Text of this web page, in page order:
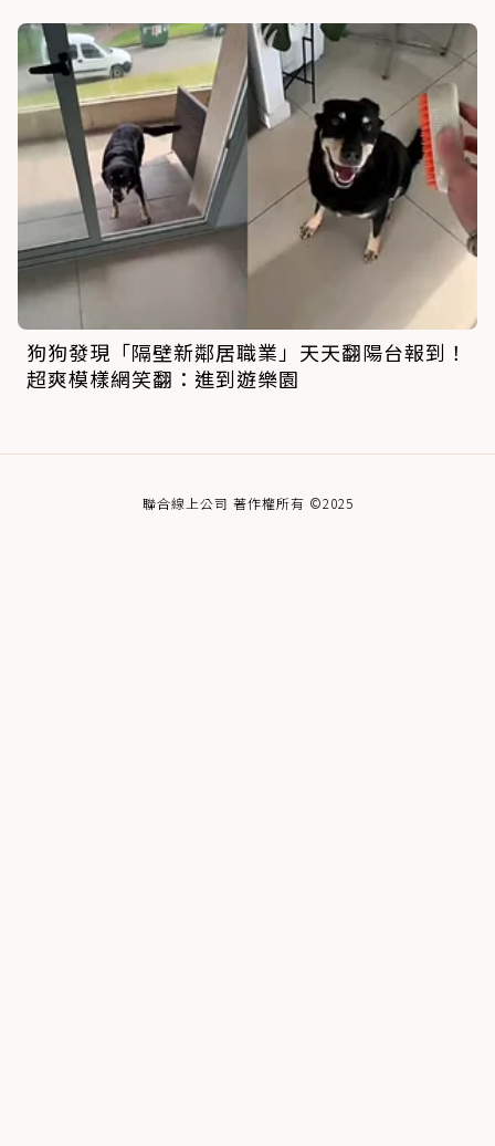
狗狗發現「隔壁新鄰居職業」天天翻陽台報到！
超爽模樣網笑翻：進到遊樂園
聯合線上公司 著作權所有 ©2025